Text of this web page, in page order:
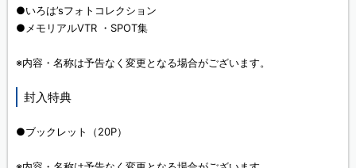
●いろは’sフォトコレクション
●メモリアルVTR ・SPOT集
※内容・名称は予告なく変更となる場合がございます。
封入特典
●ブックレット（20P）